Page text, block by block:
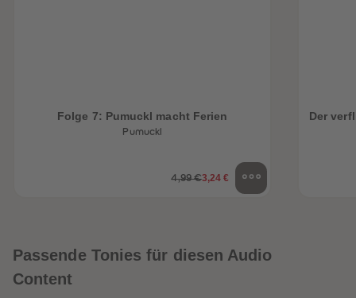
Folge 7: Pumuckl macht Ferien
Pumuckl
4,99 €3,24 €
Der
Passende Tonies für diesen Audio
Content